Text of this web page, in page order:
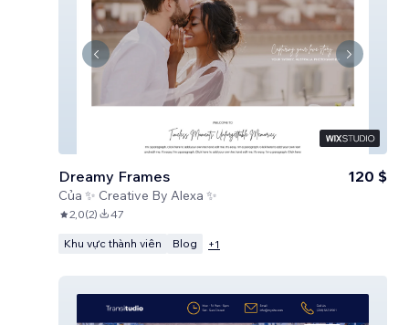
Dreamy Frames
Của ✨ Creative By Alexa ✨
120 $
2,0(2) 47
Khu vực thành viên Blog +1